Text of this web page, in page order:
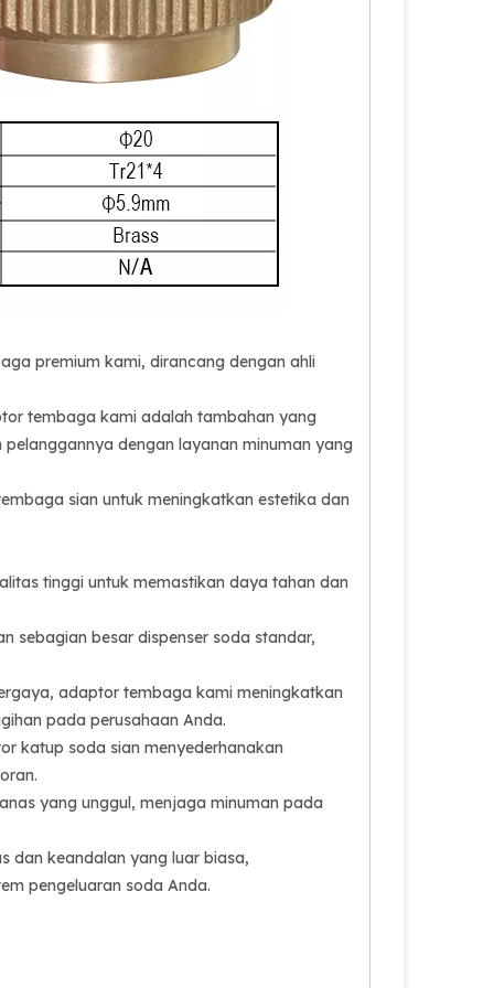
premium kami, dirancang dengan ahli
tembaga kami adalah tambahan yang
dengan layanan minuman yang
sian untuk meningkatkan estetika dan
tinggi untuk memastikan daya tahan dan
sebagian besar dispenser soda standar,
adaptor tembaga kami meningkatkan
pada perusahaan Anda.
katup soda sian menyederhanakan
yang unggul, menjaga minuman pada
dan keandalan yang luar biasa,
pengeluaran soda Anda.